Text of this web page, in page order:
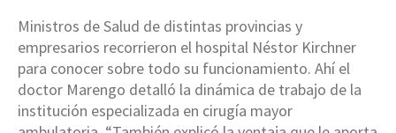
Ministros de Salud de distintas provincias y
empresarios recorrieron el hospital Néstor Kirchner
para conocer sobre todo su funcionamiento. Ahí el
doctor Marengo detalló la dinámica de trabajo de la
institución especializada en cirugía mayor